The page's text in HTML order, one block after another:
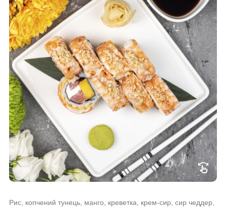
swipe
Рис, копчений тунець, манго, креветка, крем-сир, сир чеддер,